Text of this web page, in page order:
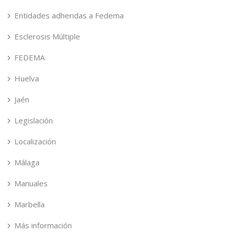
Entidades adheridas a Fedema
Esclerosis Múltiple
FEDEMA
Huelva
Jaén
Legislación
Localización
Málaga
Manuales
Marbella
Más información